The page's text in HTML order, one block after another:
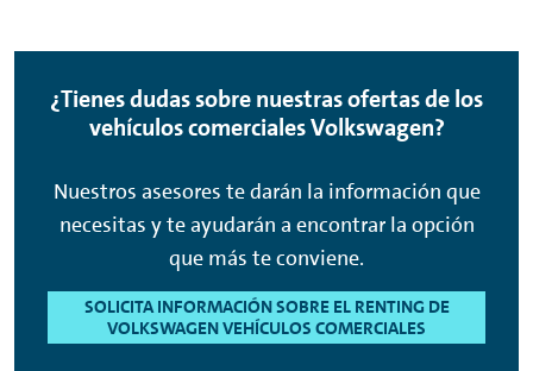
¿Tienes dudas sobre nuestras ofertas de los
vehículos comerciales Volkswagen?
Nuestros asesores te darán la información que
necesitas y te ayudarán a encontrar la opción
que más te conviene.
SOLICITA INFORMACIÓN SOBRE EL RENTING DE
VOLKSWAGEN VEHÍCULOS COMERCIALES